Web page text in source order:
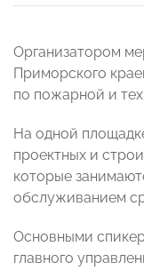
Организатором
Приморского
по пожарной и
На одной
проектных и
которые
обслуживанием
Основными
главного